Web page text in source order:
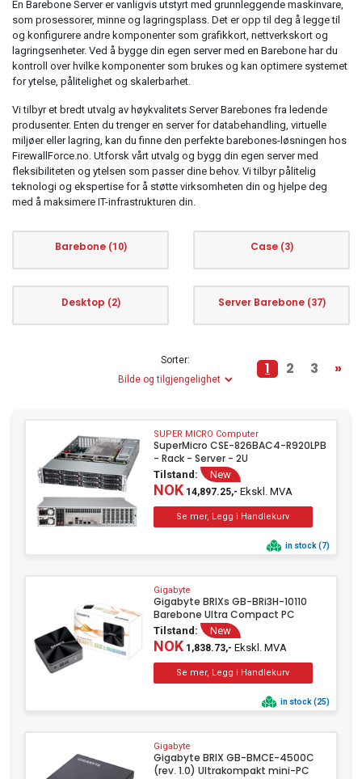
En Barebone Server er vanligvis utstyrt med grunnleggende maskinvare,
som prosessorer, minne og lagringsplass. Det er opp til deg å legge til
og konfigurere andre komponenter som grafikkort, nettverkskort og
lagringsenheter. Ved å bygge din egen server med en Barebone har du
kontroll over hvilke komponenter som brukes og kan optimere systemet
for ytelse, pålitelighet og skalerbarhet.
Vi tilbyr et bredt utvalg av høykvalitets Server Barebones fra ledende
produsenter. Enten du trenger en server for databehandling, virtuelle
miljøer eller lagring, kan du finne den perfekte barebones-løsningen hos
FirewallForce.no. Utforsk vårt utvalg og bygg din egen server med
fleksibiliteten og ytelsen som passer dine behov. Vi tilbyr pålitelig
teknologi og ekspertise for å støtte virksomheten din og hjelpe deg
med å maksimere IT-infrastrukturen din.
Barebone (10) Case (3)
Desktop (2) Server Barebone (37)
Sorter: 1 2 3 »
SUPER MICRO Computer
SuperMicro CSE-826BAC4-R920LPB
- Rack - Server - 2U
Tilstand: New
NOK14,897.25,- Ekskl. MVA
in stock (7)
Gigabyte
Gigabyte BRIXs GB-BRi3H-10110
Barebone Ultra Compact PC
Tilstand: New
NOK1,838.73,- Ekskl. MVA
in stock (25)
Gigabyte
Gigabyte BRIX GB-BMCE-4500C
(rev. 1.0) Ultrakompakt mini-PC